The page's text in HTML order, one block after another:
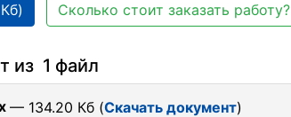
Сколько стоит заказать работу?
из 1 файл
— 134.20 Кб (Скачать документ)